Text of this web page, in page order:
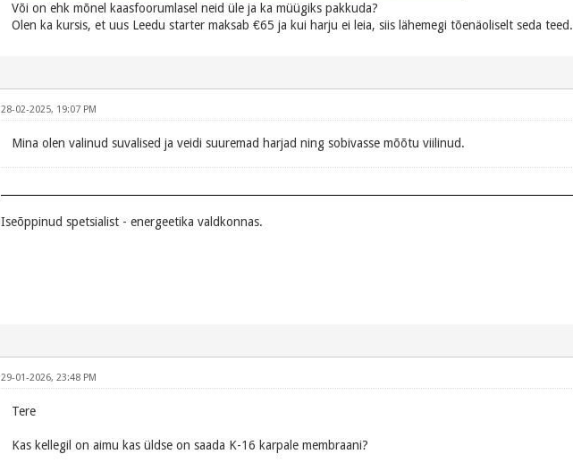
Või on ehk mõnel kaasfoorumlasel neid üle ja ka müügiks pakkuda?
Olen ka kursis, et uus Leedu starter maksab €65 ja kui harju ei leia, siis lähemegi tõenäoliselt seda teed.
28-02-2025, 19:07 PM
Mina olen valinud suvalised ja veidi suuremad harjad ning sobivasse mõõtu viilinud.
Iseõppinud spetsialist - energeetika valdkonnas.
29-01-2026, 23:48 PM
Tere
Kas kellegil on aimu kas üldse on saada K-16 karpale membraani?